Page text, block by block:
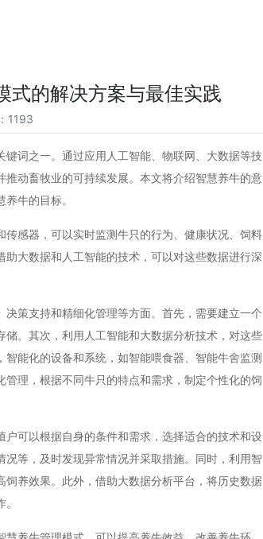
式的解决方案与最佳实践
1193
词之一。通过应用人工智能、物联网、大数据等技
动畜牧业的可持续发展。本文将介绍智慧养牛的意
牛的目标。
感器，可以实时监测牛只的行为、健康状况、饲料
大数据和人工智能的技术，可以对这些数据进行深
策支持和精细化管理等方面。首先，需要建立一个
。其次，利用人工智能和大数据分析技术，对这些
能化的设备和系统，如智能喂食器、智能牛舍监测
理，根据不同牛只的特点和需求，制定个性化的饲
可以根据自身的条件和需求，选择适合的技术和设
等，及时发现异常情况并采取措施。同时，利用智
养效果。此外，借助大数据分析平台，将历史数据